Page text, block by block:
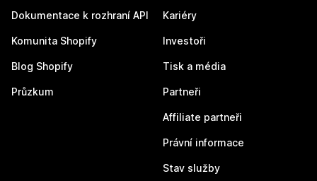
Dokumentace k rozhraní API
Komunita Shopify
Blog Shopify
Průzkum
Kariéry
Investoři
Tisk a média
Partneři
Affiliate partneři
Právní informace
Stav služby